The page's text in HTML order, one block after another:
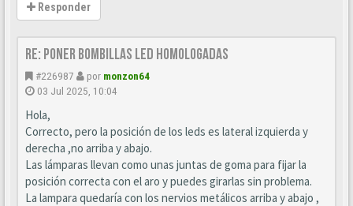
Responder
Re: Poner bombillas led homologadas
#226987 por monzon64
03 Jul 2025, 10:04
Hola,
Correcto, pero la posición de los leds es lateral izquierda y
derecha ,no arriba y abajo.
Las lámparas llevan como unas juntas de goma para fijar la
posición correcta con el aro y puedes girarlas sin problema.
La lampara quedaría con los nervios metálicos arriba y abajo ,